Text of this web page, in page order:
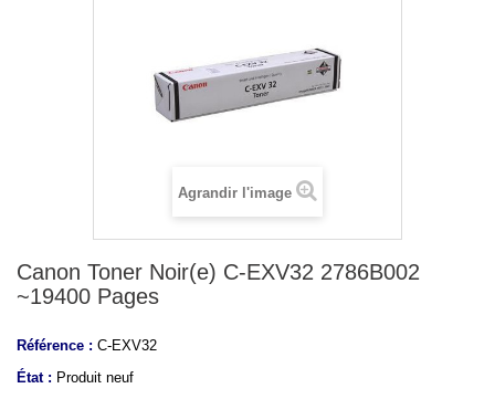
Agrandir l'image
Canon Toner Noir(e) C-EXV32 2786B002
~19400 Pages
Référence : C-EXV32
État : Produit neuf